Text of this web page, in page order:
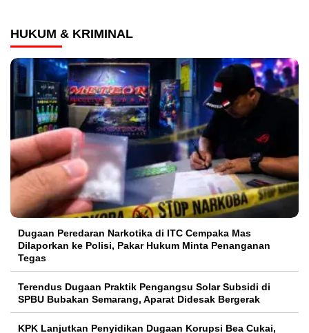
HUKUM & KRIMINAL
Dugaan Peredaran Narkotika di ITC Cempaka Mas
Dilaporkan ke Polisi, Pakar Hukum Minta Penanganan
Tegas
Terendus Dugaan Praktik Pengangsu Solar Subsidi di
SPBU Bubakan Semarang, Aparat Didesak Bergerak
KPK Lanjutkan Penyidikan Dugaan Korupsi Bea Cukai,